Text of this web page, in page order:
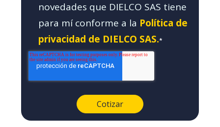
novedades que DIELCO SAS tiene
para mí conforme a la Política de
privacidad de DIELCO SAS.*